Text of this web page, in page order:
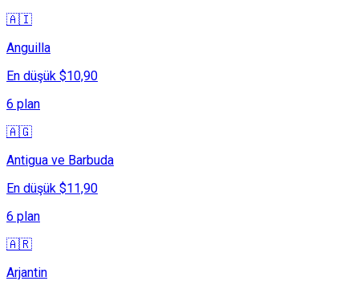
🇦🇮
Anguilla
En düşük $10,90
6 plan
🇦🇬
Antigua ve Barbuda
En düşük $11,90
6 plan
🇦🇷
Arjantin